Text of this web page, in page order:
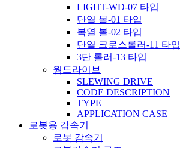
LIGHT-WD-07 타입
단열 볼-01 타입
복열 볼-02 타입
단열 크로스롤러-11 타입
3단 롤러-13 타입
웜드라이브
SLEWING DRIVE
CODE DESCRIPTION
TYPE
APPLICATION CASE
로봇용 감속기
로봇 감속기